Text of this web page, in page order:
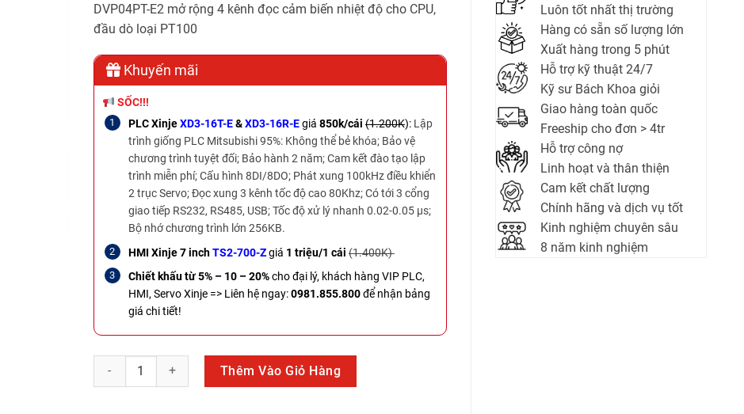
Luôn tốt nhất thị trường
Hàng có sẵn số lượng lớn
Xuất hàng trong 5 phút
Hỗ trợ kỹ thuật 24/7
Kỹ sư Bách Khoa giỏi
Giao hàng toàn quốc
Freeship cho đơn > 4tr
Hỗ trợ công nợ
Linh hoạt và thân thiện
Cam kết chất lượng
Chính hãng và dịch vụ tốt
Kinh nghiệm chuyên sâu
8 năm kinh nghiệm
DVP04PT-E2 mở rộng 4 kênh đọc cảm biến nhiệt độ cho CPU,
đầu dò loại PT100
Khuyến mãi
SỐC!!!
PLC XinjeXD3-16T-E&XD3-16R-Egiá 850k/cái (1.200K): Lập
trình giống PLC Mitsubishi 95%: Không thể bẻ khóa; Bảo vệ
chương trình tuyệt đối; Bảo hành 2 năm; Cam kết đào tạo lập
trình miễn phí; Cấu hình 8DI/8DO; Phát xung 100kHz điều khiển
2 trục Servo; Đọc xung 3 kênh tốc độ cao 80Khz; Có tới 3 cổng
giao tiếp RS232, RS485, USB; Tốc độ xử lý nhanh 0.02-0.05 µs;
Bộ nhớ chương trình lớn 256KB.
HMI Xinje 7 inchTS2-700-Zgiá 1 triệu/1 cái (1.400K)
Chiết khấu từ 5% – 10 – 20%cho đại lý, khách hàng VIP PLC,
HMI, Servo Xinje => Liên hệ ngay:0981.855.800để nhận bảng
giá chi tiết!
DVP04PT-E2 số lượng Thêm Vào Giỏ Hàng